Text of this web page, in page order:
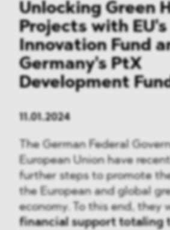
Unlocking Green
Projects with EU's
Innovation Fund
Germany's PtX
Development
11.01.2024
The German Federal
European Union have
further steps to promote
the European and global
economy. To this end, they
financial support totaling